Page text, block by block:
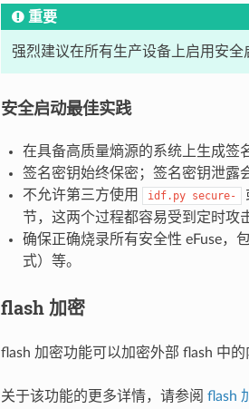
重要
强烈建议在所有生产设备上启用安全
安全启动最佳实践
在具备高质量熵源的系统上生成签
签名密钥始终保密；签名密钥泄露
不允许第三方使用
idf.py secure-
节，这两个过程都容易受到定时攻
确保正确烧录所有安全性 eFuse，
式）等。
flash 加密
flash 加密功能可以加密外部 flash 中
关于该功能的更多详情，请参阅 flash